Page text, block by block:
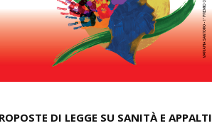
DI LEGGE SU SANITÀ E APPALTI